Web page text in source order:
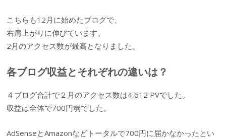
こちらも12月に始めたブログで、
右肩上がりに伸びています。
2月のアクセス数が最高となりました。
各ブログ収益とそれぞれの違いは？
４ブログ合計で２月のアクセス数は4,612 PVでした。
収益は全体で700円弱でした。
AdSenseとAmazonなどトータルで700円に届かなかったとい